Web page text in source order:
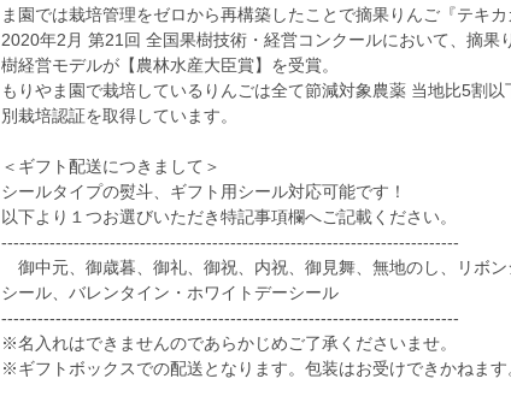
ま園では栽培管理をゼロから再構築したことで摘果りんご『テキカ
2020年2月 第21回 全国果樹技術・経営コンクールにおいて、摘果
樹経営モデルが【農林水産大臣賞】を受賞。
もりやま園で栽培しているりんごは全て節減対象農薬 当地比5割
別栽培認証を取得しています。
＜ギフト配送につきまして＞
シールタイプの熨斗、ギフト用シール対応可能です！
以下より１つお選びいただき特記事項欄へご記載ください。
----------------------------------------------------------------------------
御中元、御歳暮、御礼、御祝、内祝、御見舞、無地のし、リボ
シール、バレンタイン・ホワイトデーシール
----------------------------------------------------------------------------
※名入れはできませんのであらかじめご了承くださいませ。
※ギフトボックスでの配送となります。包装はお受けできかねます